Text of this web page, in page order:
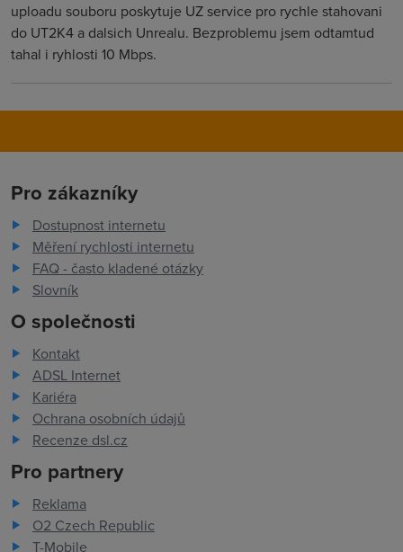
uploadu souboru poskytuje UZ service pro rychle stahovani
do UT2K4 a dalsich Unrealu. Bezproblemu jsem odtamtud
tahal i ryhlosti 10 Mbps.
Pro zákazníky
Dostupnost internetu
Měření rychlosti internetu
FAQ - často kladené otázky
Slovník
O společnosti
Kontakt
ADSL Internet
Kariéra
Ochrana osobních údajů
Recenze dsl.cz
Pro partnery
Reklama
O2 Czech Republic
T-Mobile